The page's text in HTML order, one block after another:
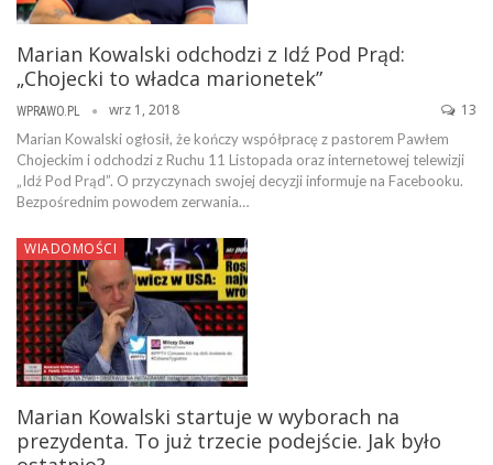
Marian Kowalski odchodzi z Idź Pod Prąd:
„Chojecki to władca marionetek”
WPRAWO.PL wrz 1, 2018 13
Marian Kowalski ogłosił, że kończy współpracę z pastorem Pawłem
Chojeckim i odchodzi z Ruchu 11 Listopada oraz internetowej telewizji
„Idź Pod Prąd”. O przyczynach swojej decyzji informuje na Facebooku.
Bezpośrednim powodem zerwania…
WIADOMOŚCI
Marian Kowalski startuje w wyborach na
prezydenta. To już trzecie podejście. Jak było